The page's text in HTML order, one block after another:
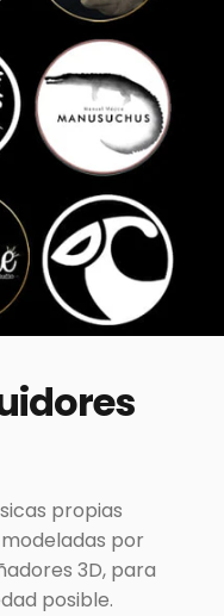
propias
por
3D, para
posible.